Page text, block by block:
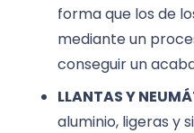
forma que los de
mediante un
conseguir un
LLANTAS Y
aluminio, ligeras y